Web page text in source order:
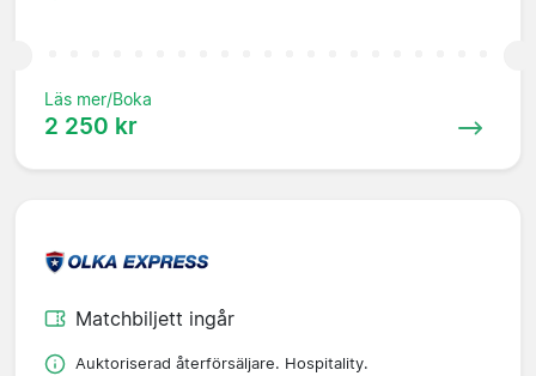
Läs mer/Boka
2 250 kr
Matchbiljett ingår
Auktoriserad återförsäljare. Hospitality.